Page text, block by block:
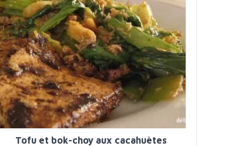
Tofu et bok-choy aux cacahuètes